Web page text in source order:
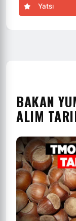
Yatsı
BAKAN
ALIM